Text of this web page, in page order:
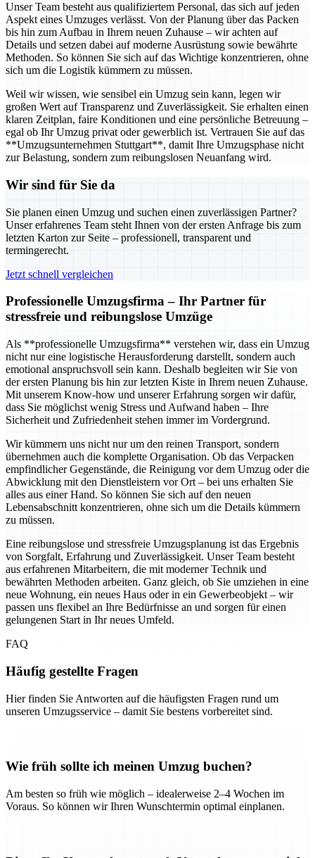
Unser Team besteht aus qualifiziertem Personal, das sich auf jeden
Aspekt eines Umzuges verlässt. Von der Planung über das Packen
bis hin zum Aufbau in Ihrem neuen Zuhause – wir achten auf
Details und setzen dabei auf moderne Ausrüstung sowie bewährte
Methoden. So können Sie sich auf das Wichtige konzentrieren, ohne
sich um die Logistik kümmern zu müssen.
Weil wir wissen, wie sensibel ein Umzug sein kann, legen wir
großen Wert auf Transparenz und Zuverlässigkeit. Sie erhalten einen
klaren Zeitplan, faire Konditionen und eine persönliche Betreuung –
egal ob Ihr Umzug privat oder gewerblich ist. Vertrauen Sie auf das
**Umzugsunternehmen Stuttgart**, damit Ihre Umzugsphase nicht
zur Belastung, sondern zum reibungslosen Neuanfang wird.
Wir sind für Sie da
Sie planen einen Umzug und suchen einen zuverlässigen Partner?
Unser erfahrenes Team steht Ihnen von der ersten Anfrage bis zum
letzten Karton zur Seite – professionell, transparent und
termingerecht.
Jetzt schnell vergleichen
Professionelle Umzugsfirma – Ihr Partner für
stressfreie und reibungslose Umzüge
Als **professionelle Umzugsfirma** verstehen wir, dass ein Umzug
nicht nur eine logistische Herausforderung darstellt, sondern auch
emotional anspruchsvoll sein kann. Deshalb begleiten wir Sie von
der ersten Planung bis hin zur letzten Kiste in Ihrem neuen Zuhause.
Mit unserem Know-how und unserer Erfahrung sorgen wir dafür,
dass Sie möglichst wenig Stress und Aufwand haben – Ihre
Sicherheit und Zufriedenheit stehen immer im Vordergrund.
Wir kümmern uns nicht nur um den reinen Transport, sondern
übernehmen auch die komplette Organisation. Ob das Verpacken
empfindlicher Gegenstände, die Reinigung vor dem Umzug oder die
Abwicklung mit den Dienstleistern vor Ort – bei uns erhalten Sie
alles aus einer Hand. So können Sie sich auf den neuen
Lebensabschnitt konzentrieren, ohne sich um die Details kümmern
zu müssen.
Eine reibungslose und stressfreie Umzugsplanung ist das Ergebnis
von Sorgfalt, Erfahrung und Zuverlässigkeit. Unser Team besteht
aus erfahrenen Mitarbeitern, die mit moderner Technik und
bewährten Methoden arbeiten. Ganz gleich, ob Sie umziehen in eine
neue Wohnung, ein neues Haus oder in ein Gewerbeobjekt – wir
passen uns flexibel an Ihre Bedürfnisse an und sorgen für einen
gelungenen Start in Ihr neues Umfeld.
FAQ
Häufig gestellte Fragen
Hier finden Sie Antworten auf die häufigsten Fragen rund um
unseren Umzugsservice – damit Sie bestens vorbereitet sind.
Wie früh sollte ich meinen Umzug buchen?
Am besten so früh wie möglich – idealerweise 2–4 Wochen im
Voraus. So können wir Ihren Wunschtermin optimal einplanen.